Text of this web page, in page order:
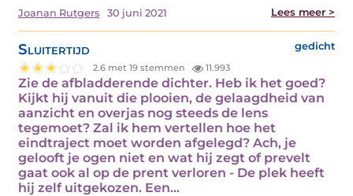
Joanan Rutgers 30 juni 2021 Lees meer >
Sluitertijd gedicht
2.6 met 19 stemmen 11.993
Zie de afbladderende dichter. Heb ik het goed?
Kijkt hij vanuit die plooien, de gelaagdheid van
aanzicht en overjas nog steeds de lens
tegemoet? Zal ik hem vertellen hoe het
eindtraject moet worden afgelegd? Ach, je
gelooft je ogen niet en wat hij zegt of prevelt
gaat ook al op de prent verloren - De plek heeft
hij zelf uitgekozen. Een…